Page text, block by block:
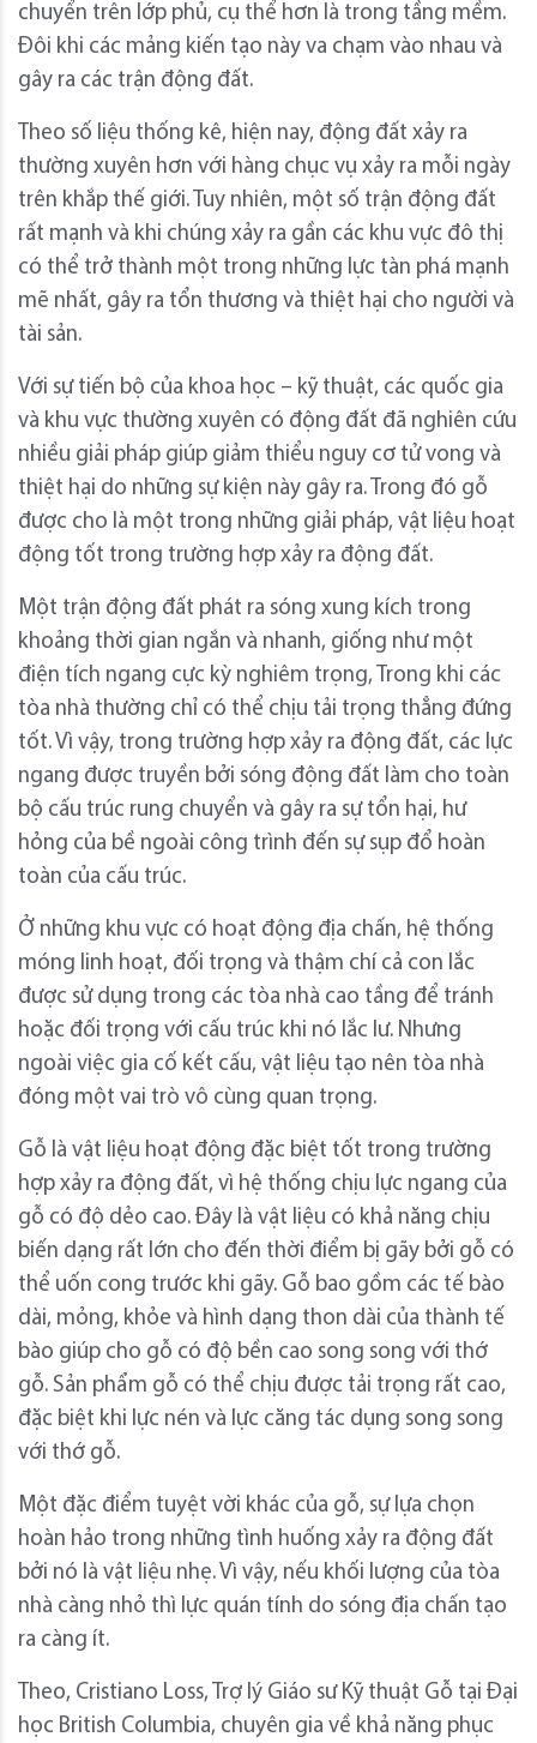
chuyển trên lớp phủ, cụ thể hơn là trong tầng mềm.
Đôi khi các mảng kiến tạo này va chạm vào nhau và
gây ra các trận động đất.
Theo số liệu thống kê, hiện nay, động đất xảy ra
thường xuyên hơn với hàng chục vụ xảy ra mỗi ngày
trên khắp thế giới. Tuy nhiên, một số trận động đất
rất mạnh và khi chúng xảy ra gần các khu vực đô thị
có thể trở thành một trong những lực tàn phá mạnh
mẽ nhất, gây ra tổn thương và thiệt hại cho người và
tài sản.
Với sự tiến bộ của khoa học – kỹ thuật, các quốc gia
và khu vực thường xuyên có động đất đã nghiên cứu
nhiều giải pháp giúp giảm thiểu nguy cơ tử vong và
thiệt hại do những sự kiện này gây ra. Trong đó gỗ
được cho là một trong những giải pháp, vật liệu hoạt
động tốt trong trường hợp xảy ra động đất.
Một trận động đất phát ra sóng xung kích trong
khoảng thời gian ngắn và nhanh, giống như một
điện tích ngang cực kỳ nghiêm trọng, Trong khi các
tòa nhà thường chỉ có thể chịu tải trọng thẳng đứng
tốt. Vì vậy, trong trường hợp xảy ra động đất, các lực
ngang được truyền bởi sóng động đất làm cho toàn
bộ cấu trúc rung chuyển và gây ra sự tổn hại, hư
hỏng của bề ngoài công trình đến sự sụp đổ hoàn
toàn của cấu trúc.
Ở những khu vực có hoạt động địa chấn, hệ thống
móng linh hoạt, đối trọng và thậm chí cả con lắc
được sử dụng trong các tòa nhà cao tầng để tránh
hoặc đối trọng với cấu trúc khi nó lắc lư. Nhưng
ngoài việc gia cố kết cấu, vật liệu tạo nên tòa nhà
đóng một vai trò vô cùng quan trọng.
Gỗ là vật liệu hoạt động đặc biệt tốt trong trường
hợp xảy ra động đất, vì hệ thống chịu lực ngang của
gỗ có độ dẻo cao. Đây là vật liệu có khả năng chịu
biến dạng rất lớn cho đến thời điểm bị gãy bởi gỗ có
thể uốn cong trước khi gãy. Gỗ bao gồm các tế bào
dài, mỏng, khỏe và hình dạng thon dài của thành tế
bào giúp cho gỗ có độ bền cao song song với thớ
gỗ. Sản phẩm gỗ có thể chịu được tải trọng rất cao,
đặc biệt khi lực nén và lực căng tác dụng song song
với thớ gỗ.
Một đặc điểm tuyệt vời khác của gỗ, sự lựa chọn
hoàn hảo trong những tình huống xảy ra động đất
bởi nó là vật liệu nhẹ. Vì vậy, nếu khối lượng của tòa
nhà càng nhỏ thì lực quán tính do sóng địa chấn tạo
ra càng ít.
Theo, Cristiano Loss, Trợ lý Giáo sư Kỹ thuật Gỗ tại Đại
học British Columbia, chuyên gia về khả năng phục